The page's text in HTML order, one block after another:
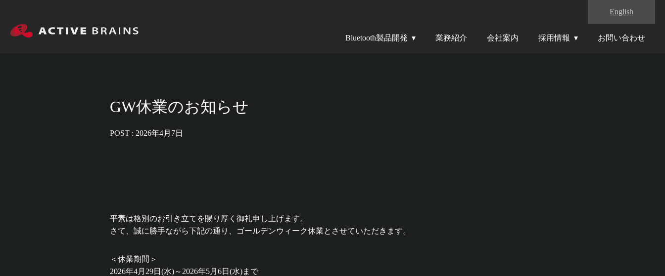
English
Bluetooth製品開発 業務紹介 会社案内 採用情報 お問い合わせ
GW休業のお知らせ
POST : 2026年4月7日
平素は格別のお引き立てを賜り厚く御礼申し上げます。
さて、誠に勝手ながら下記の通り、ゴールデンウィーク休業とさせていただきます。
＜休業期間＞
2026年4月29日(水)～2026年5月6日(水)まで